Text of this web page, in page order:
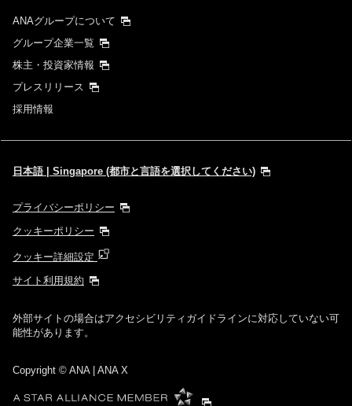
ANAグループについて
グループ企業一覧
株主・投資家情報
プレスリリース
採用情報
日本語 | Singapore (都市と言語を選択してください)
プライバシーポリシー
クッキーポリシー
クッキー詳細設定
サイト利用規約
外部サイトの場合はアクセシビリティガイドラインに対応していない可
能性があります。
Copyright © ANA | ANA X